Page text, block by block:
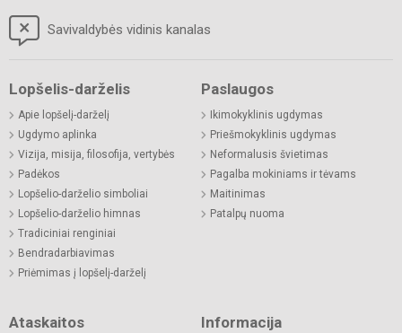
Savivaldybės vidinis kanalas
Lopšelis-darželis
Apie lopšelį-darželį
Ugdymo aplinka
Vizija, misija, filosofija, vertybės
Padėkos
Lopšelio-darželio simboliai
Lopšelio-darželio himnas
Tradiciniai renginiai
Bendradarbiavimas
Priėmimas į lopšelį-darželį
Paslaugos
Ikimokyklinis ugdymas
Priešmokyklinis ugdymas
Neformalusis švietimas
Pagalba mokiniams ir tėvams
Maitinimas
Patalpų nuoma
Ataskaitos Informacija